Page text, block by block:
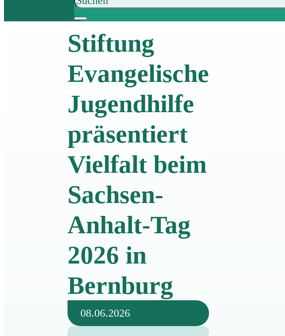
Stiftung
Evangelische
Jugendhilfe
präsentiert
Vielfalt beim
Sachsen-
Anhalt-Tag
2026 in
Bernburg
08.06.2026